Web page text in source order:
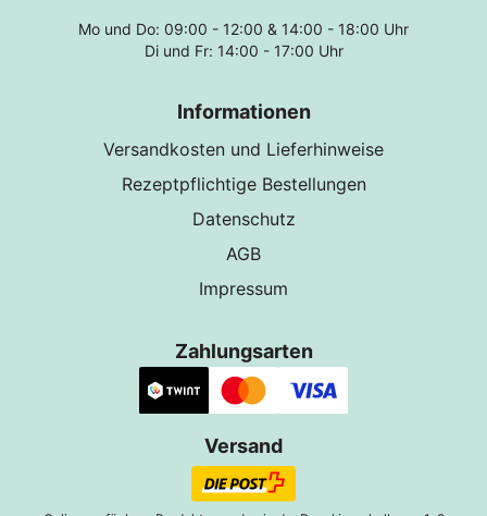
Mo und Do: 09:00 - 12:00 & 14:00 - 18:00 Uhr
Di und Fr: 14:00 - 17:00 Uhr
Informationen
Versandkosten und Lieferhinweise
Rezeptpflichtige Bestellungen
Datenschutz
AGB
Impressum
Zahlungsarten
Versand